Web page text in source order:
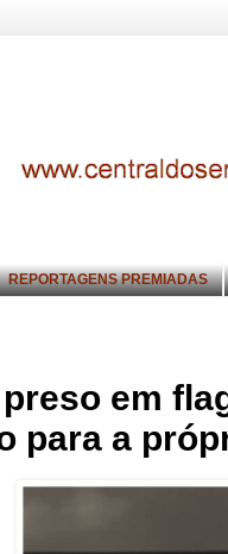
REPORTAGENS PREMIADAS
em
para a